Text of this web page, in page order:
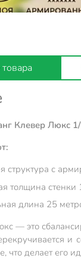
Клевер Люкс
структура с
толщина стенки
длина 25
— это
и
что делает его